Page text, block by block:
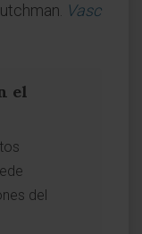
Vasc
el
del